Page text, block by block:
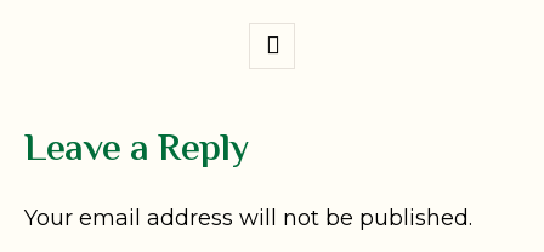
Leave a Reply
Your email address will not be published.